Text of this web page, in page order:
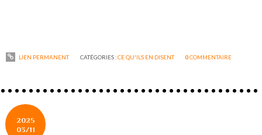
LIEN PERMANENT CATÉGORIES :CE QU'ILS EN DISENT 0COMMENTAIRE
2025
03/11